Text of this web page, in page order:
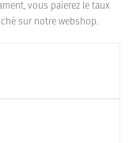
vous paierez le taux
sur notre webshop.